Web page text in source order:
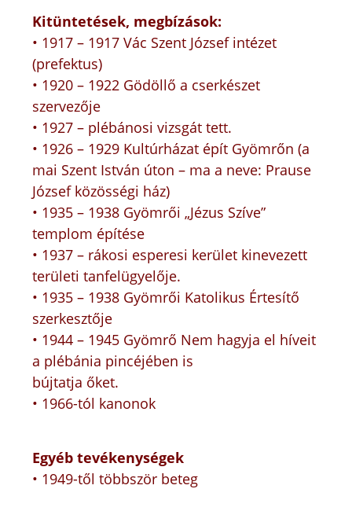
Kitüntetések, megbízások:
• 1917 – 1917 Vác Szent József intézet
(prefektus)
• 1920 – 1922 Gödöllő a cserkészet
szervezője
• 1927 – plébánosi vizsgát tett.
• 1926 – 1929 Kultúrházat épít Gyömrőn (a
mai Szent István úton – ma a neve: Prause
József közösségi ház)
• 1935 – 1938 Gyömrői „Jézus Szíve”
templom építése
• 1937 – rákosi esperesi kerület kinevezett
területi tanfelügyelője.
• 1935 – 1938 Gyömrői Katolikus Értesítő
szerkesztője
• 1944 – 1945 Gyömrő Nem hagyja el híveit
a plébánia pincéjében is
bújtatja őket.
• 1966-tól kanonok
Egyéb tevékenységek
• 1949-től többször beteg